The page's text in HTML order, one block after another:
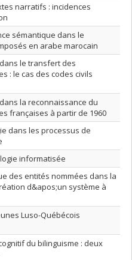
narratifs : incidences
sémantique dans le
en arabe marocain
le transfert des
: le cas des codes civils
la reconnaissance du
françaises à partir de 1960
dans les processus de
informatisée
des entités nommées dans la
d&apos;un système à
Luso-Québécois
du bilinguisme : deux